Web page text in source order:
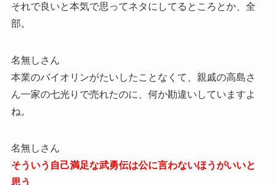
それで良いと本気で思ってネタにしてるところとか、全
部。
名無しさん
本業のバイオリンがたいしたことなくて、親戚の高島さ
ん一家の七光りで売れたのに、何か勘違いしていますよ
ね。
名無しさん
そういう自己満足な武勇伝は公に言わないほうがいいと
思う